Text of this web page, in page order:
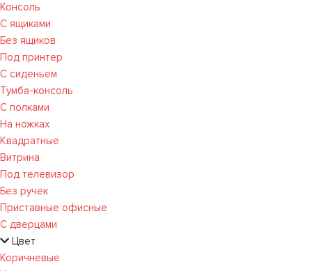
Консоль
С ящиками
Без ящиков
Под принтер
С сиденьем
Тумба-консоль
С полками
На ножках
Квадратные
Витрина
Под телевизор
Без ручек
Приставные офисные
С дверцами
Цвет
Коричневые